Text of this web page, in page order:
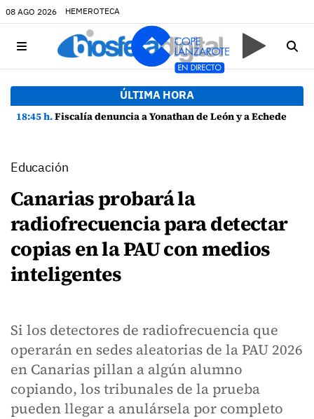
08 AGO 2026 HEMEROTECA
ÚLTIMA HORA
18:45 h.Fiscalía denuncia a Yonathan de León y a Echedey Eugenio por presuntas anomalías en contratos festivos
Educación
Canarias probará la
radiofrecuencia para detectar
copias en la PAU con medios
inteligentes
Si los detectores de radiofrecuencia que
operarán en sedes aleatorias de la PAU 2026
en Canarias pillan a algún alumno
copiando, los tribunales de la prueba
pueden llegar a anulársela por completo